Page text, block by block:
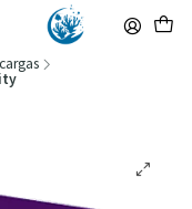
(Envio extresso: 14,90€)